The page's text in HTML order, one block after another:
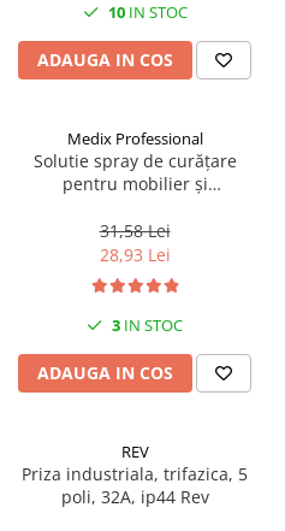
Maturi, Mopuri si galeti
Prosoape de hartie si servetele
Servetele umede
Solutii geamuri
Solutii universale
Accesorii pentru gradina
Aparate pentru stropit gradina
Articole antidaunatori gradina
Ghivece si suporturi
Gratare
10IN STOC
ADAUGA IN COS
Medix Professional
Solutie spray de curățare
pentru mobilier și
Professional
31,58 Lei
28,93 Lei
3 IN STOC
ADAUGA IN COS
REV
Priza industriala, trifazica, 5
poli, 32A, ip44 Rev